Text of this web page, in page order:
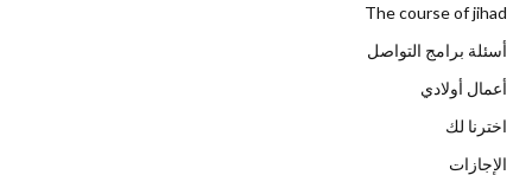
The course of jihad
أسئلة برامج التواصل
أعمال أولادي
اخترنا لك
الإجازات